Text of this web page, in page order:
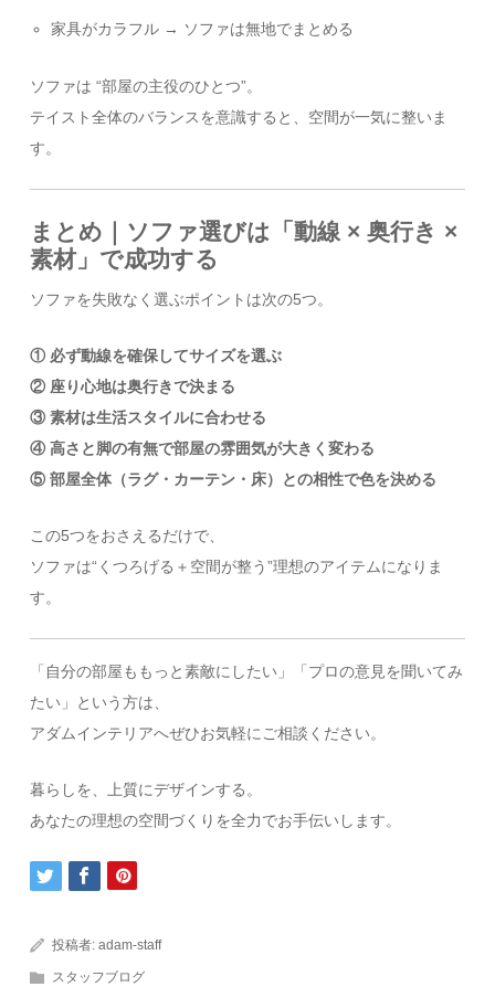
家具がカラフル → ソファは無地でまとめる
ソファは “部屋の主役のひとつ”。
テイスト全体のバランスを意識すると、空間が一気に整いま
す。
まとめ｜ソファ選びは「動線 × 奥行き ×
素材」で成功する
ソファを失敗なく選ぶポイントは次の5つ。
① 必ず動線を確保してサイズを選ぶ
② 座り心地は奥行きで決まる
③ 素材は生活スタイルに合わせる
④ 高さと脚の有無で部屋の雰囲気が大きく変わる
⑤ 部屋全体（ラグ・カーテン・床）との相性で色を決める
この5つをおさえるだけで、
ソファは“くつろげる＋空間が整う”理想のアイテムになりま
す。
「自分の部屋ももっと素敵にしたい」「プロの意見を聞いてみ
たい」という方は、
アダムインテリアへぜひお気軽にご相談ください。
暮らしを、上質にデザインする。
あなたの理想の空間づくりを全力でお手伝いします。
投稿者:adam-staff
スタッフブログ